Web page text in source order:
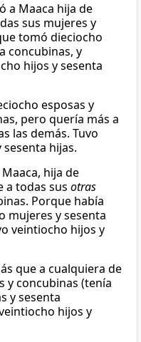
a Maaca hija de
sus mujeres y
tomó dieciocho
concubinas, y
hijos y sesenta
esposas y
pero quería más a
las demás. Tuvo
hijas.
hija de
a todas sus otras
Porque había
mujeres y sesenta
veintiocho hijos y
que a cualquiera de
y concubinas (tenía
y sesenta
hijos y